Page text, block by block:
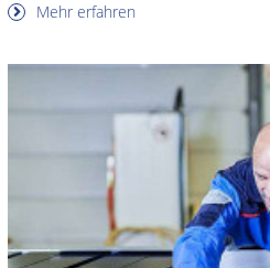
Mehr erfahren